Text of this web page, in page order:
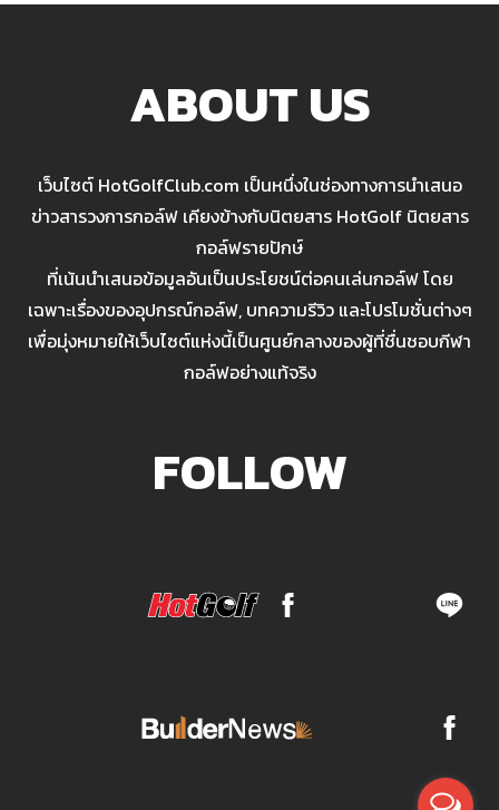
ABOUT US
เว็บไซต์ HotGolfClub.com เป็นหนึ่งในช่องทางการนำเสนอ
ข่าวสารวงการกอล์ฟ เคียงข้างกับนิตยสาร HotGolf นิตยสาร
กอล์ฟรายปักษ์
ที่เน้นนำเสนอข้อมูลอันเป็นประโยชน์ต่อคนเล่นกอล์ฟ โดย
เฉพาะเรื่องของอุปกรณ์กอล์ฟ, บทความรีวิว และโปรโมชั่นต่างๆ
เพื่อมุ่งหมายให้เว็บไซต์แห่งนี้เป็นศูนย์กลางของผู้ที่ชื่นชอบกีฬา
กอล์ฟอย่างแท้จริง
FOLLOW